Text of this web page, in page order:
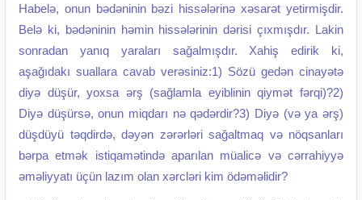
Habelə, onun bədəninin bəzi hissələrinə xəsarət yetirmişdir.
Belə ki, bədəninin həmin hissələrinin dərisi çıxmışdır. Lakin
sonradan yanıq yaraları sağalmışdır. Xahiş edirik ki,
aşağıdakı suallara cavab verəsiniz:1) Sözü gedən cinayətə
diyə düşür, yoxsa ərş (sağlamla eyiblinin qiymət fərqi)?2)
Diyə düşürsə, onun miqdarı nə qədərdir?3) Diyə (və ya ərş)
düşdüyü təqdirdə, dəyən zərərləri sağaltmaq və nöqsanları
bərpa etmək istiqamətində aparılan müalicə və cərrahiyyə
əməliyyatı üçün lazım olan xərcləri kim ödəməlidir?